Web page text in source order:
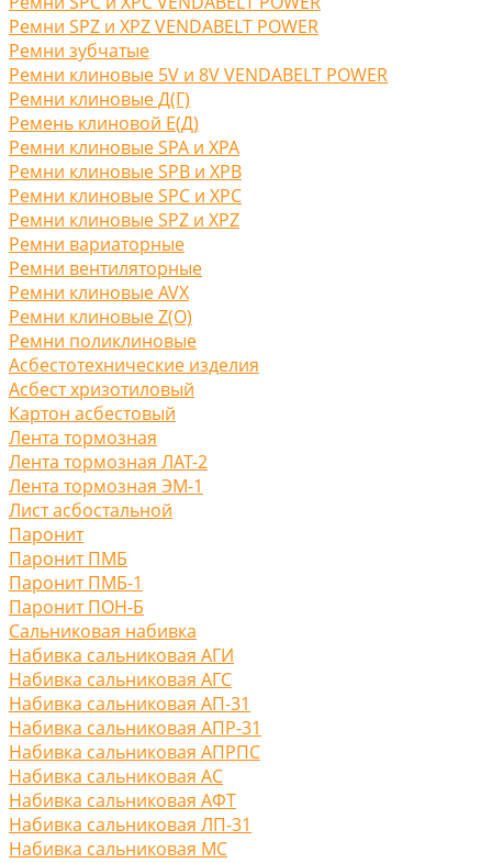
Ремни SPZ и XPZ VENDABELT POWER
Ремни зубчатые
Ремни клиновые 5V и 8V VENDABELT POWER
Ремни клиновые Д(Г)
Ремень клиновой Е(Д)
Ремни клиновые SPA и XPA
Ремни клиновые SPB и XPB
Ремни клиновые SPC и XPC
Ремни клиновые SPZ и XPZ
Ремни вариаторные
Ремни вентиляторные
Ремни клиновые AVX
Ремни клиновые Z(O)
Ремни поликлиновые
Асбестотехнические изделия
Асбест хризотиловый
Картон асбестовый
Лента тормозная
Лента тормозная ЛАТ-2
Лента тормозная ЭМ-1
Лист асбостальной
Паронит
Паронит ПМБ
Паронит ПМБ-1
Паронит ПОН-Б
Сальниковая набивка
Набивка сальниковая АГИ
Набивка сальниковая АГС
Набивка сальниковая АП-31
Набивка сальниковая АПР-31
Набивка сальниковая АПРПС
Набивка сальниковая АС
Набивка сальниковая АФТ
Набивка сальниковая ЛП-31
Набивка сальниковая МС